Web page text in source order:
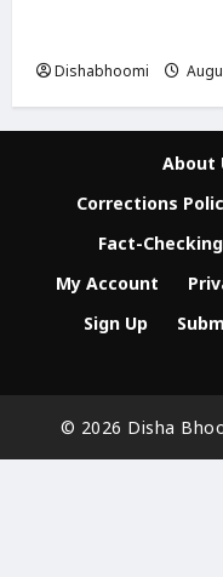
Dishabhoomi
About
Corrections
Fact-
My Account
Sign Up